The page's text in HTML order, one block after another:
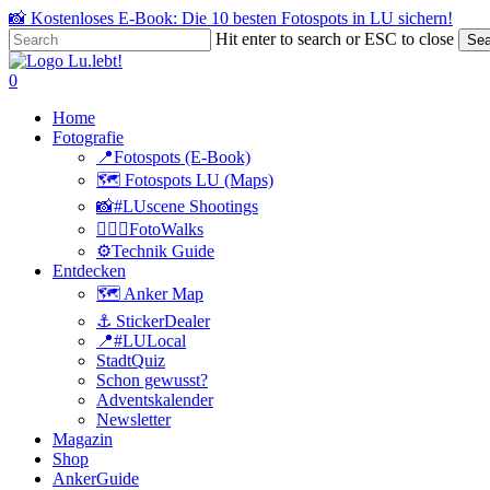
Skip
to
main
content
📸 Kostenloses E-Book: Die 10 besten Fotospots in LU sichern!
Hit enter to search or ESC to close
Close
Search
search
0
Home
Fotografie
📍Fotospots (E-Book)
🗺️ Fotospots LU (Maps)
📸#LUscene Shootings
🚶🏻‍♂️FotoWalks
⚙️Technik Guide
Entdecken
🗺️ Anker Map
⚓️ StickerDealer
📍#LULocal
StadtQuiz
Schon gewusst?
Adventskalender
Newsletter
Magazin
Shop
AnkerGuide